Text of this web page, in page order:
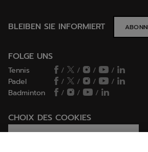
BLEIBEN SIE INFORMIERT
FOLGE UNS
Tennis / / /
/
Padel
/ / /
/
Badminton
/ / /
CHOIX DES COOKIES
Ich lege Cookies fest / lehne sie ab